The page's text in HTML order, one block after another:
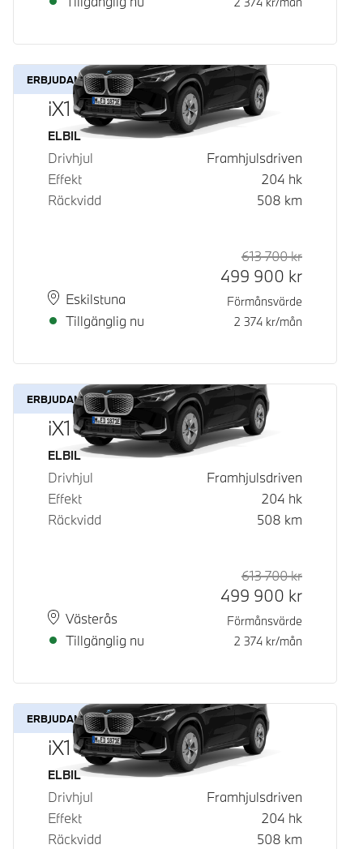
ERBJUDANDE
iX1 eDrive20
Bränsle
ELBIL
Drivhjul
Framhjulsdriven
Effekt
204 hk
Räckvidd
508 km
PlatsEskilstuna
Leveranstid
Tillgänglig nu
Rek. ord
613 700kr
499 900 kr
Förmånsvärde
2 374 kr/mån
ERBJUDANDE
iX1 eDrive20
Bränsle
ELBIL
Drivhjul
Framhjulsdriven
Effekt
204 hk
Räckvidd
508 km
PlatsVästerås
Leveranstid
Tillgänglig nu
Rek. ord
613 700kr
499 900 kr
Förmånsvärde
2 374 kr/mån
ERBJUDANDE
iX1 eDrive20
Bränsle
ELBIL
Drivhjul
Framhjulsdriven
Effekt
204 hk
Räckvidd
508 km